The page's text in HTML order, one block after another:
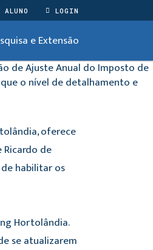
ALUNO LOGIN
e Extensão
de Ajuste Anual do Imposto de
o nível de detalhamento e
oferece
Ricardo de
habilitar os
Hortolândia.
se atualizarem